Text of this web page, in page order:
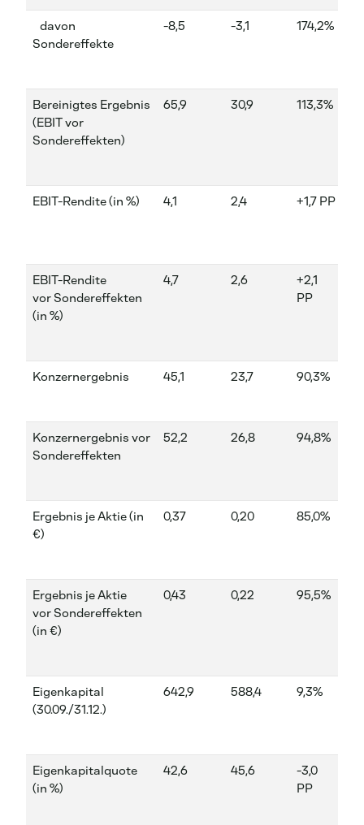
davon
Sondereffekte
-8,5 -3,1 174,2%
Bereinigtes Ergebnis
(EBIT vor
Sondereffekten)
65,9 30,9 113,3%
EBIT-Rendite (in %) 4,1 2,4 +1,7 PP
EBIT-Rendite
vor Sondereffekten
(in %)
4,7 2,6
+2,1
PP
Konzernergebnis 45,1 23,7 90,3%
Konzernergebnis vor
Sondereffekten
52,2 26,8 94,8%
Ergebnis je Aktie (in
€)
0,37 0,20 85,0%
Ergebnis je Aktie
vor Sondereffekten
(in €)
0,43 0,22 95,5%
Eigenkapital
(30.09./31.12.)
642,9 588,4 9,3%
Eigenkapitalquote
(in %)
42,6 45,6
-3,0
PP